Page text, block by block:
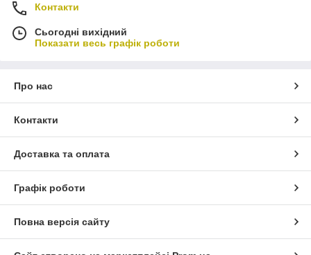
Контакти
Сьогодні вихідний
Показати весь графік роботи
Про нас
Контакти
Доставка та оплата
Графік роботи
Повна версія сайту